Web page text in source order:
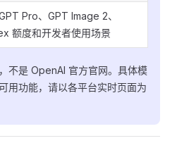
Pro、GPT Image 2、
额度和开发者使用场景
不是 OpenAI 官方官网。具体模
用功能，请以各平台实时页面为